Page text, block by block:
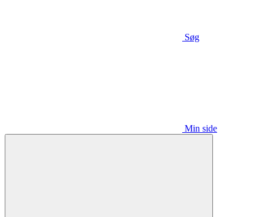
Søg
Min side